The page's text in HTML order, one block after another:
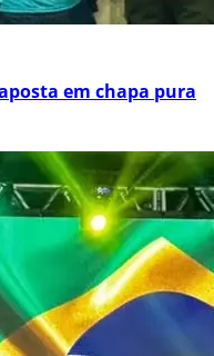
em chapa pura